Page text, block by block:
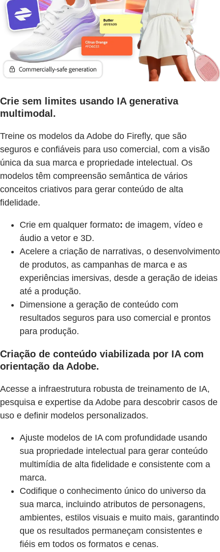
Crie sem limites usando IA generativa
multimodal.
Treine os modelos da Adobe do Firefly, que são
seguros e confiáveis para uso comercial, com a visão
única da sua marca e propriedade intelectual. Os
modelos têm compreensão semântica de vários
conceitos criativos para gerar conteúdo de alta
fidelidade.
Crie em qualquer formato: de imagem, vídeo e
áudio a vetor e 3D.
Acelere a criação de narrativas, o desenvolvimento
de produtos, as campanhas de marca e as
experiências imersivas, desde a geração de ideias
até a produção.
Dimensione a geração de conteúdo com
resultados seguros para uso comercial e prontos
para produção.
Criação de conteúdo viabilizada por IA com
orientação da Adobe.
Acesse a infraestrutura robusta de treinamento de IA,
pesquisa e expertise da Adobe para descobrir casos de
uso e definir modelos personalizados.
Ajuste modelos de IA com profundidade usando
sua propriedade intelectual para gerar conteúdo
multimídia de alta fidelidade e consistente com a
marca.
Codifique o conhecimento único do universo da
sua marca, incluindo atributos de personagens,
ambientes, estilos visuais e muito mais, garantindo
que os resultados permaneçam consistentes e
fiéis em todos os formatos e cenas.